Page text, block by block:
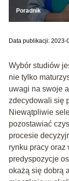
Poradnik
Data publikacji: 2023-
Wybór studiów
nie tylko
uwagi na swoje
zdecydowali się
Niewątpliwie
pozostawiać
procesie
rynku pracy oraz
predyspozycje
okażą się dobrą